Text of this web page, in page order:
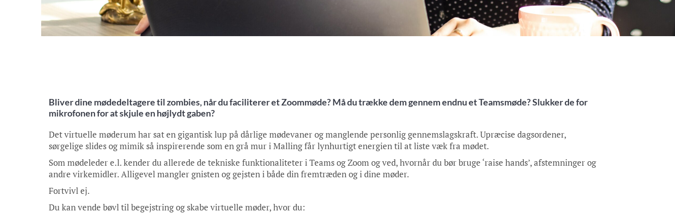
Bliver dine mødedeltagere til zombies, når du faciliterer et Zoommøde? Må du trække dem gennem endnu et Teamsmøde? Slukker de for
mikrofonen for at skjule en højlydt gaben?
Det virtuelle møderum har sat en gigantisk lup på dårlige mødevaner og manglende personlig gennemslagskraft. Upræcise dagsordener,
sørgelige slides og mimik så inspirerende som en grå mur i Malling får lynhurtigt energien til at liste væk fra mødet.
Som mødeleder e.l. kender du allerede de tekniske funktionaliteter i Teams og Zoom og ved, hvornår du bør bruge ‘raise hands’, afstemninger og
andre virkemidler. Alligevel mangler gnisten og gejsten i både din fremtræden og i dine møder.
Fortvivl ej.
Du kan vende bøvl til begejstring og skabe virtuelle møder, hvor du: